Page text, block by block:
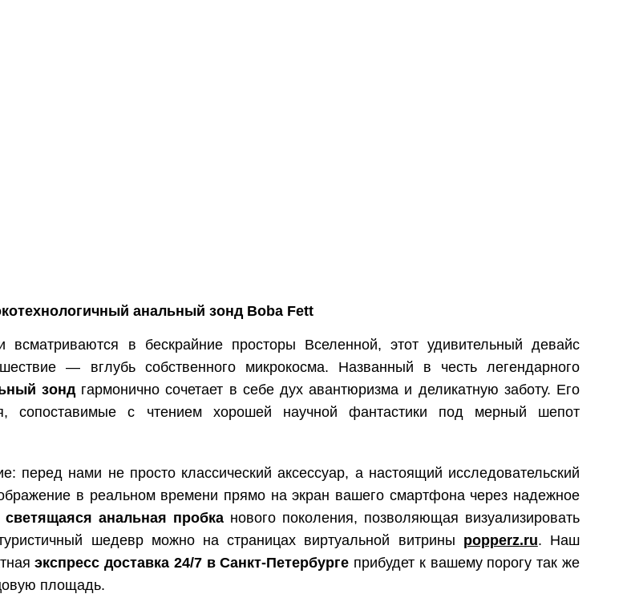
анальный зонд Boba Fett
всматриваются в бескрайние просторы Вселенной, этот удивительный девайс
— вглубь собственного микрокосма. Названный в честь легендарного
зондгармонично сочетает в себе дух авантюризма и деликатную заботу. Его
сопоставимые с чтением хорошей научной фантастики под мерный шепот
перед нами не просто классический аксессуар, а настоящий исследовательский
в реальном времени прямо на экран вашего смартфона через надежное
светящаяся анальная пробка нового поколения, позволяющая визуализировать
шедевр можно на страницах виртуальной витрины popperz.ru. Наш
экспресс доставка 24/7 в Санкт-Петербурге прибудет к вашему порогу так же
площадь.